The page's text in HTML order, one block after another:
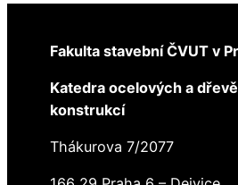
Fakulta stavební ČVUT v
Katedra ocelových a
konstrukcí
Thákurova 7/2077